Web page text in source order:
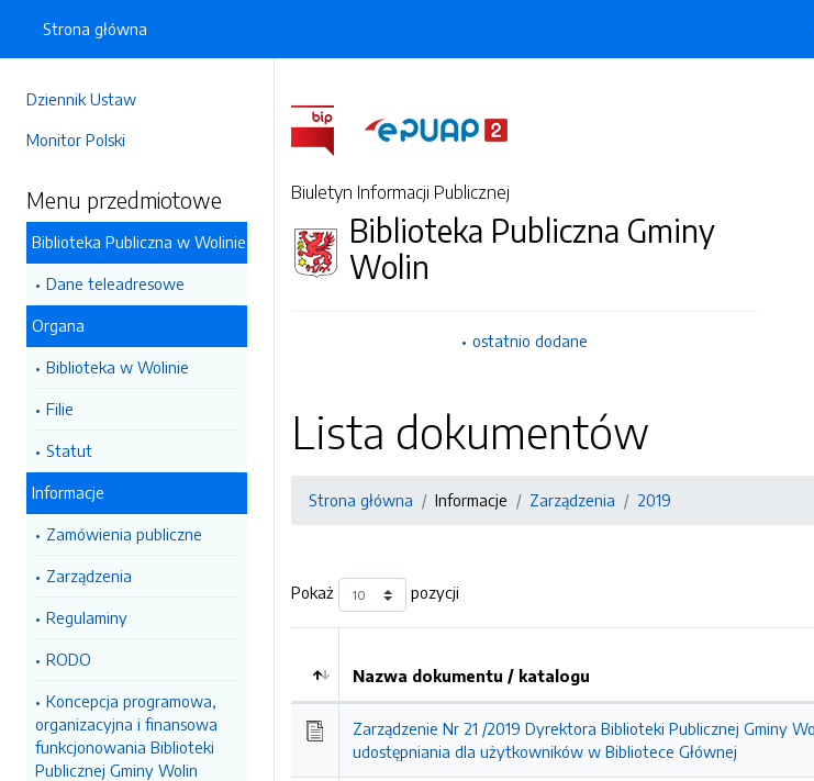
Dziennik Ustaw
Monitor Polski
Menu przedmiotowe
Biblioteka Publiczna w Wolinie
Dane teleadresowe
Organa
Biblioteka w Wolinie
Filie
Statut
Informacje
Zamówienia publiczne
Zarządzenia
Regulaminy
RODO
Koncepcja programowa,
organizacyjna i finansowa
funkcjonowania Biblioteki
Publicznej Gminy Wolin
Strona główna
Biuletyn Informacji Publicznej
Biblioteka Publiczna Gminy
Wolin
ostatnio dodane
Lista dokumentów
Strona główna Informacje Zarządzenia 2019
Pokaż pozycji
Nazwa dokumentu / katalogu
Zarządzenie Nr 21 /2019 Dyrektora Biblioteki Publicznej Gminy
udostępniania dla użytkowników w Bibliotece Głównej